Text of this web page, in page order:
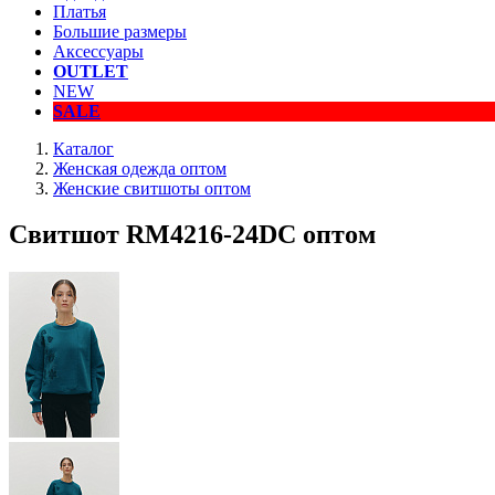
Платья
Большие размеры
Аксессуары
OUTLET
NEW
SALE
Каталог
Женская одежда оптом
Женские свитшоты оптом
Свитшот RM4216-24DC оптом